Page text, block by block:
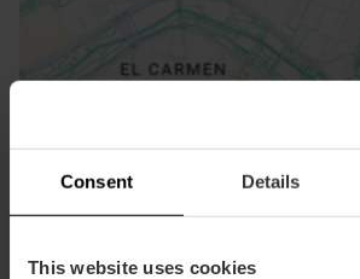
Consent Details
This website uses cookies
Ansichts Karte